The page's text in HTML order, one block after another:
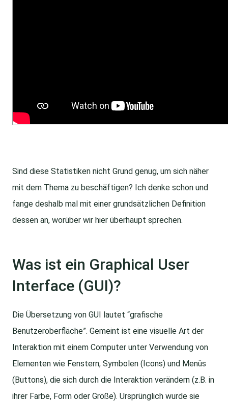
Sind diese Statistiken nicht Grund genug, um sich näher
mit dem Thema zu beschäftigen? Ich denke schon und
fange deshalb mal mit einer grundsätzlichen Definition
dessen an, worüber wir hier überhaupt sprechen.
Was ist ein Graphical User
Interface (GUI)?
Die Übersetzung von GUI lautet “grafische
Benutzeroberfläche”. Gemeint ist eine visuelle Art der
Interaktion mit einem Computer unter Verwendung von
Elementen wie Fenstern, Symbolen (Icons) und Menüs
(Buttons), die sich durch die Interaktion verändern (z.B. in
ihrer Farbe, Form oder Größe). Ursprünglich wurde sie